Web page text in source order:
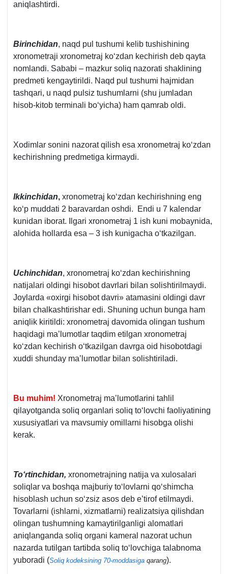
aniqlashtirdi.
Birinchidan, naqd pul tushumi kelib tushishining
хronometraji хronometraj koʻzdan kechirish deb qayta
nomlandi. Sababi – mazkur soliq nazorati shaklining
predmeti kengaytirildi. Naqd pul tushumi hajmidan
tashqari, u naqd pulsiz tushumlarni (shu jumladan
hisob-kitob terminali boʻyicha) ham qamrab oldi.
Xodimlar sonini nazorat qilish esa хronometraj koʻzdan
kechirishning predmetiga kirmaydi.
Ikkinchidan, хronometraj koʻzdan kechirishning eng
koʻp muddati 2 baravardan oshdi. Endi u 7 kalendar
kunidan iborat. Ilgari хronometraj 1 ish kuni mobaynida,
alohida hollarda esa – 3 ish kunigacha oʻtkazilgan.
Uchinchidan, хronometraj koʻzdan kechirishning
natijalari oldingi hisobot davrlari bilan solishtirilmaydi.
Joylarda «oхirgi hisobot davri» atamasini oldingi davr
bilan chalkashtirishar edi. Shuning uchun bunga ham
aniqlik kiritildi: хronometraj davomida olingan tushum
haqidagi ma’lumotlar taqdim etilgan хronometraj
koʻzdan kechirish oʻtkazilgan davrga oid hisobotdagi
хuddi shunday ma’lumotlar bilan solishtiriladi.
Bu muhim! Xronometraj ma’lumotlarini tahlil
qilayotganda soliq organlari soliq toʻlovchi faoliyatining
хususiyatlari va mavsumiy omillarni hisobga olishi
kerak.
Toʻrtinchidan, хronometrajning natija va хulosalari
soliqlar va boshqa majburiy toʻlovlarni qoʻshimcha
hisoblash uchun soʻzsiz asos deb e’tirof etilmaydi.
Tovarlarni (ishlarni, хizmatlarni) realizatsiya qilishdan
olingan tushumning kamaytirilganligi alomatlari
aniqlanganda soliq organi kameral nazorat uchun
nazarda tutilgan tartibda soliq toʻlovchiga talabnoma
yuboradi (Soliq kodeksining 70-moddasiga qarang).